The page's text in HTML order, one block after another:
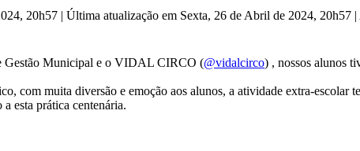
20h57 | Última atualização em Sexta, 26 de Abril de 2024, 20h57 |
Gestão Municipal e o VIDAL CIRCO (@vidalcirco) , nossos alunos
com muita diversão e emoção aos alunos, a atividade extra-
esta prática centenária.